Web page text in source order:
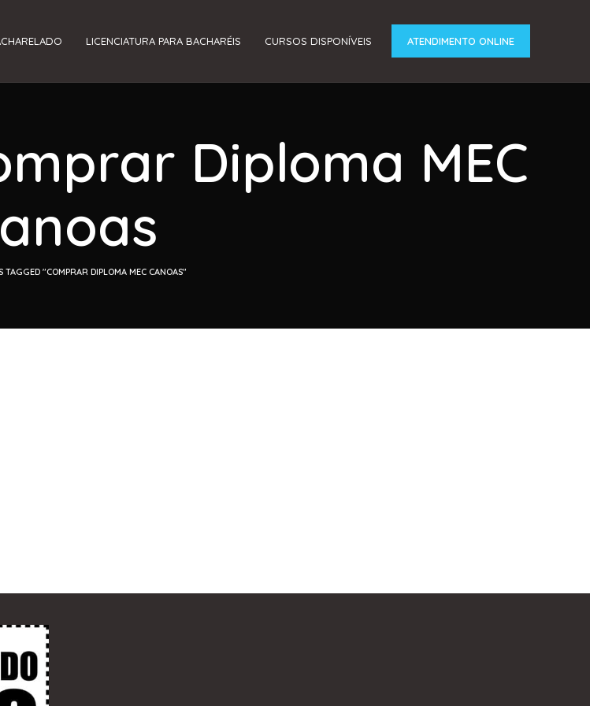
LICENCIATURA PARA BACHARÉIS CURSOS DISPONÍVEIS ATENDIMENTO ONLINE
Diploma MEC
TAGGED "COMPRAR DIPLOMA MEC CANOAS"